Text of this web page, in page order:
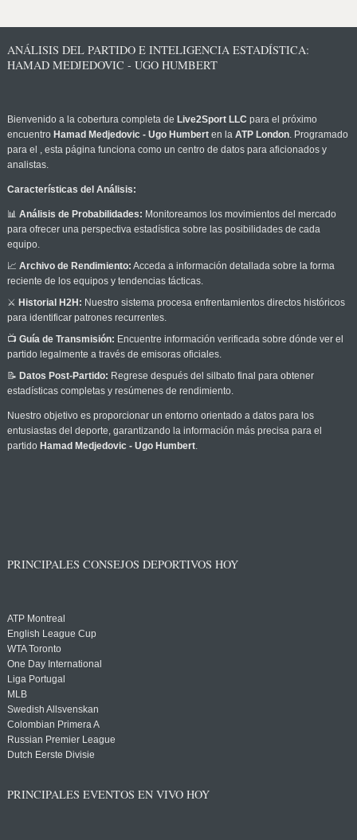
ANÁLISIS DEL PARTIDO E INTELIGENCIA ESTADÍSTICA:
HAMAD MEDJEDOVIC - UGO HUMBERT
Bienvenido a la cobertura completa de Live2Sport LLC para el próximo
encuentro Hamad Medjedovic - Ugo Humberten la ATP London. Programado
para el , esta página funciona como un centro de datos para aficionados y
analistas.
Características del Análisis:
📊 Análisis de Probabilidades: Monitoreamos los movimientos del mercado
para ofrecer una perspectiva estadística sobre las posibilidades de cada
equipo.
📈 Archivo de Rendimiento: Acceda a información detallada sobre la forma
reciente de los equipos y tendencias tácticas.
⚔️ Historial H2H: Nuestro sistema procesa enfrentamientos directos históricos
para identificar patrones recurrentes.
📺 Guía de Transmisión: Encuentre información verificada sobre dónde ver el
partido legalmente a través de emisoras oficiales.
📝 Datos Post-Partido: Regrese después del silbato final para obtener
estadísticas completas y resúmenes de rendimiento.
Nuestro objetivo es proporcionar un entorno orientado a datos para los
entusiastas del deporte, garantizando la información más precisa para el
partido Hamad Medjedovic - Ugo Humbert.
PRINCIPALES CONSEJOS DEPORTIVOS HOY
ATP Montreal
English League Cup
WTA Toronto
One Day International
Liga Portugal
MLB
Swedish Allsvenskan
Colombian Primera A
Russian Premier League
Dutch Eerste Divisie
PRINCIPALES EVENTOS EN VIVO HOY